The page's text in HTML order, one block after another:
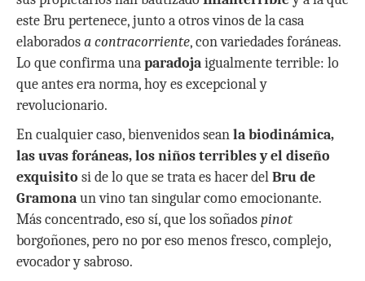
este Bru pertenece, junto a otros vinos de la casa
elaboradosa contracorriente, con variedades foráneas.
Lo que confirma unaparadojaigualmente terrible: lo
que antes era norma, hoy es excepcional y
revolucionario.
En cualquier caso, bienvenidos seanla biodinámica,
las uvas foráneas, los niños terribles y el diseño
exquisito si de lo que se trata es hacer delBru de
Gramonaun vino tan singular como emocionante.
Más concentrado, eso sí, que los soñadospinot
borgoñones, pero no por eso menos fresco, complejo,
evocador y sabroso.